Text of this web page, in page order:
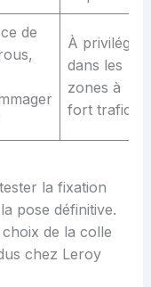
de
À privilégier
dans les
zones à
fort trafic
la fixation
pose définitive.
de la colle
chez Leroy